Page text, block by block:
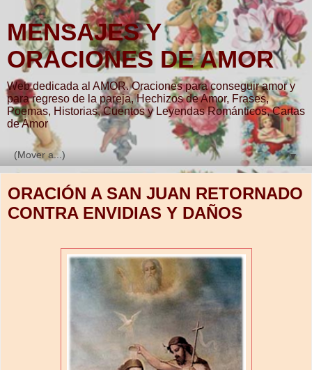
MENSAJES Y
ORACIONES DE AMOR
Web dedicada al AMOR. Oraciones para conseguir amor y
para regreso de la pareja, Hechizos de Amor, Frases,
Poemas, Historias, Cuentos y Leyendas Románticos, Cartas
de Amor
▼
ORACIÓN A SAN JUAN RETORNADO
CONTRA ENVIDIAS Y DAÑOS